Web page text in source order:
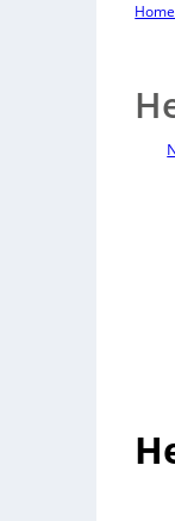
Home